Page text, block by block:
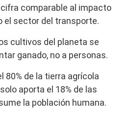
comparable al impacto
el sector del transporte.
cultivos del planeta se
ganado, no a personas.
80% de la tierra agrícola
aporta el 18% de las
la población humana.